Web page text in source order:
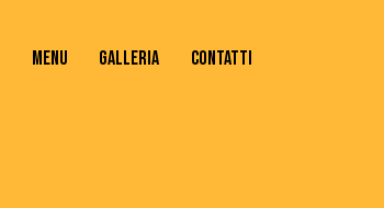
MENU GALLERIA CONTATTI